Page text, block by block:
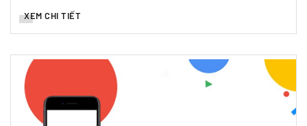
XEM CHI TIẾT